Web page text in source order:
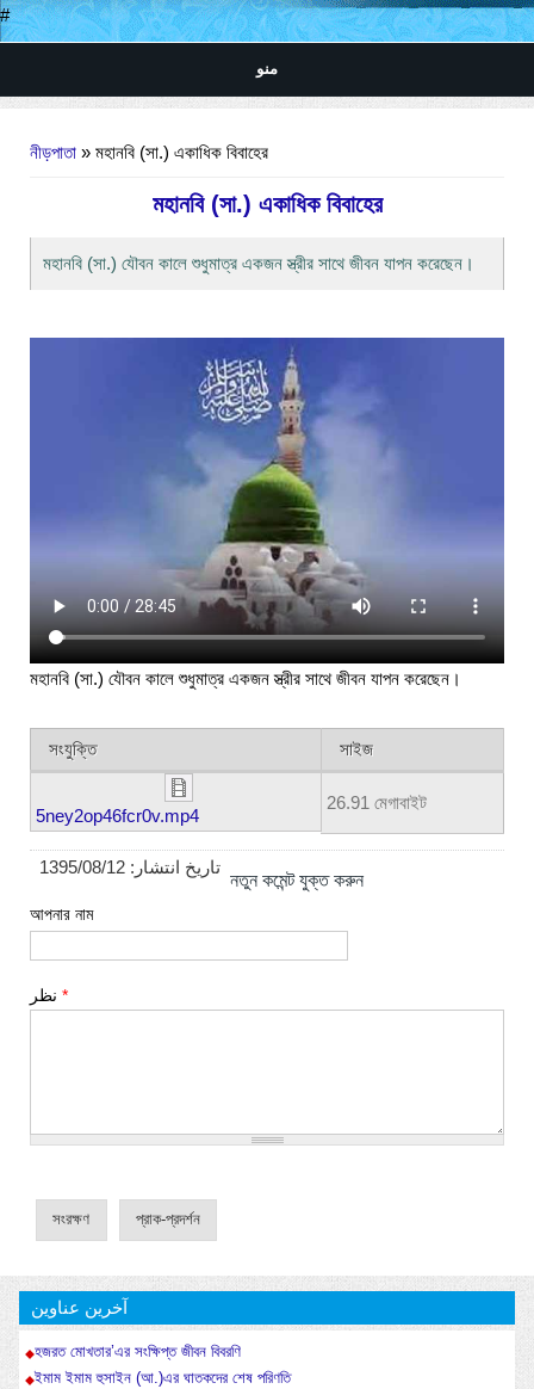
#
منو
নীড়পাতা » মহানবি (সা.) একাধিক বিবাহের
মহানবি (সা.) একাধিক বিবাহের
মহানবি (সা.) যৌবন কালে শুধুমাত্র একজন স্ত্রীর সাথে জীবন যাপন করেছেন।
মহানবি (সা.) যৌবন কালে শুধুমাত্র একজন স্ত্রীর সাথে জীবন যাপন করেছেন।
সংযুক্তি সাইজ
5ney2op46fcr0v.mp4
26.91 মেগাবাইট
تاریخ انتشار: 1395/08/12
নতুন কমেন্ট যুক্ত করুন
আপনার নাম
*
آخرین عناوین
হজরত মোখতার’এর সংক্ষিপ্ত জীবন বিবরণি
ইমাম ইমাম হুসাইন (আ.)এর ঘাতকদের শেষ পরিণতি